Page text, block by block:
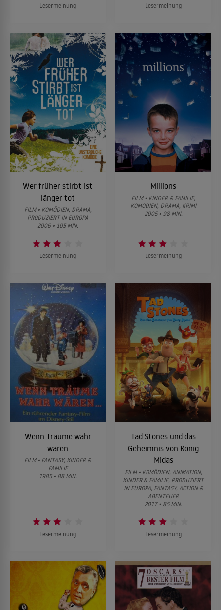
Lesermeinung Lesermeinung
Wer früher stirbt ist
länger tot
FILM • KOMÖDIEN, DRAMA,
PRODUZIERT IN EUROPA
2006 • 105 MIN.
Lesermeinung
Millions
FILM • KINDER & FAMILIE,
KOMÖDIEN, DRAMA, KRIMI
2005 • 98 MIN.
Lesermeinung
Wenn Träume wahr
wären
FILM • FANTASY, KINDER &
FAMILIE
1985 • 88 MIN.
Lesermeinung
Tad Stones und das
Geheimnis von König
Midas
FILM • KOMÖDIEN, ANIMATION,
KINDER & FAMILIE, PRODUZIERT
IN EUROPA, FANTASY, ACTION &
ABENTEUER
2017 • 85 MIN.
Lesermeinung